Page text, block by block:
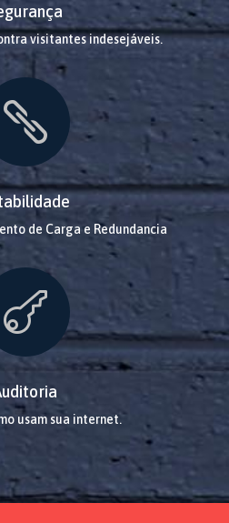
visitantes indesejáveis.

de Carga e Redundancia

usam sua internet.